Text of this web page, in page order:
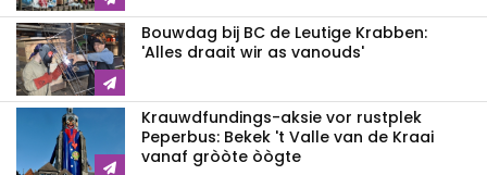
Bouwdag bij BC de Leutige Krabben:
'Alles draait wir as vanouds'
Krauwdfundings-aksie vor rustplek
Peperbus: Bekek 't Valle van de Kraai
vanaf gròòte òògte